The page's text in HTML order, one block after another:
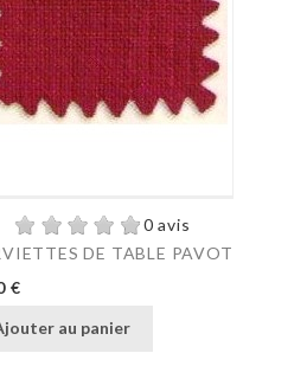
0 avis
DE TABLE PAVOT
€
au panier